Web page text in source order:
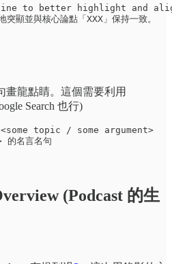
to better highlight and
顯並與核心論點「XXX」保持一致。
畫龍點睛。這個需要利用
Search 也行)
topic / some argument>
的名言名句
(Podcast 的生